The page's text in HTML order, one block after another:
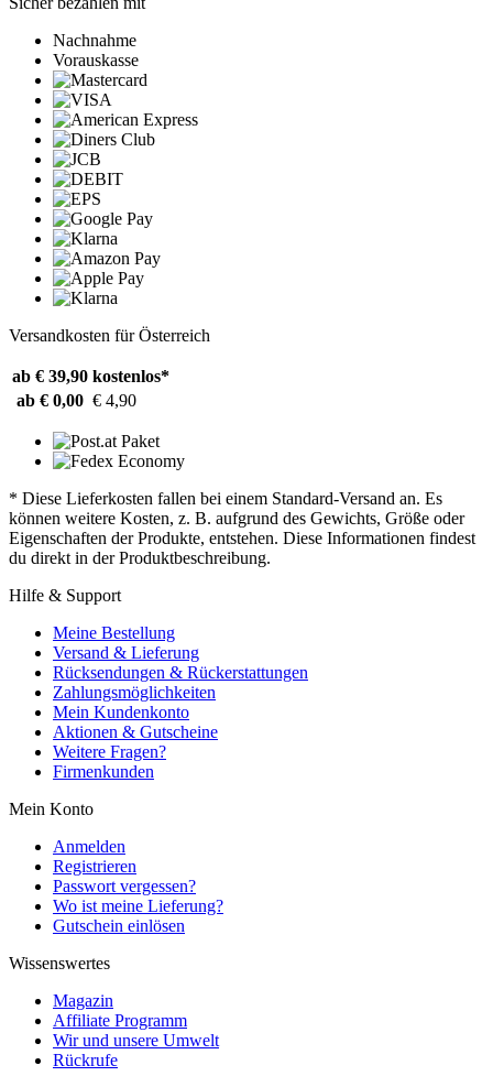
Nachnahme
Vorauskasse
Versandkosten für Österreich
ab € 39,90 kostenlos*
ab € 0,00 € 4,90
* Diese Lieferkosten fallen bei einem Standard-Versand an. Es
können weitere Kosten, z. B. aufgrund des Gewichts, Größe oder
Eigenschaften der Produkte, entstehen. Diese Informationen findest
du direkt in der Produktbeschreibung.
Hilfe & Support
Meine Bestellung
Versand & Lieferung
Rücksendungen & Rückerstattungen
Zahlungsmöglichkeiten
Mein Kundenkonto
Aktionen & Gutscheine
Weitere Fragen?
Firmenkunden
Mein Konto
Anmelden
Registrieren
Passwort vergessen?
Wo ist meine Lieferung?
Gutschein einlösen
Wissenswertes
Magazin
Affiliate Programm
Wir und unsere Umwelt
Rückrufe